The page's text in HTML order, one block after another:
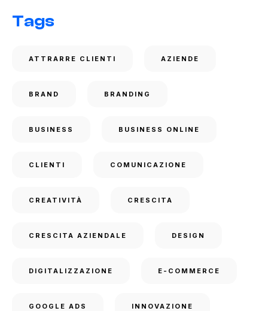
Tags
ATTRARRE CLIENTI AZIENDE
BRAND BRANDING
BUSINESS BUSINESS ONLINE
CLIENTI COMUNICAZIONE
CREATIVITÀ CRESCITA
CRESCITA AZIENDALE DESIGN
DIGITALIZZAZIONE E-COMMERCE
GOOGLE ADS INNOVAZIONE